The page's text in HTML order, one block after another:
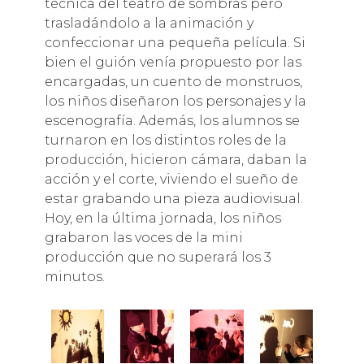
técnica del teatro de sombras pero
trasladándolo a la animación y
confeccionar una pequeña película. Si
bien el guión venía propuesto por las
encargadas, un cuento de monstruos,
los niños diseñaron los personajes y la
escenografía. Además, los alumnos se
turnaron en los distintos roles de la
producción, hicieron cámara, daban la
acción y el corte, viviendo el sueño de
estar grabando una pieza audiovisual.
Hoy, en la última jornada, los niños
grabaron las voces de la mini
producción que no superará los 3
minutos.